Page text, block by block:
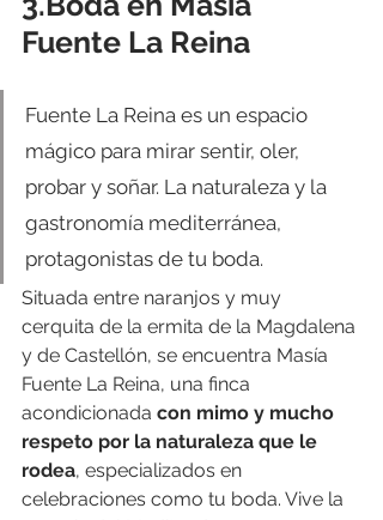
Fuente La Reina
Fuente La Reina es un espacio
mágico para mirar sentir, oler,
probar y soñar. La naturaleza y la
gastronomía mediterránea,
protagonistas de tu boda.
Situada entre naranjos y muy
cerquita de la ermita de la Magdalena
y de Castellón, se encuentra Masía
Fuente La Reina, una finca
acondicionada con mimo y mucho
respeto por la naturaleza que le
rodea, especializados en
celebraciones como tu boda. Vive la